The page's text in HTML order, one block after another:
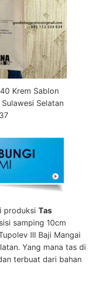
Krem Sablon
Selatan
produksi Tas
samping 10cm
III Baji Mangai
Yang mana tas di
terbuat dari bahan